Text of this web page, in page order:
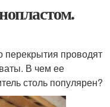
перекрытия проводят
В чем ее
столь популярен?